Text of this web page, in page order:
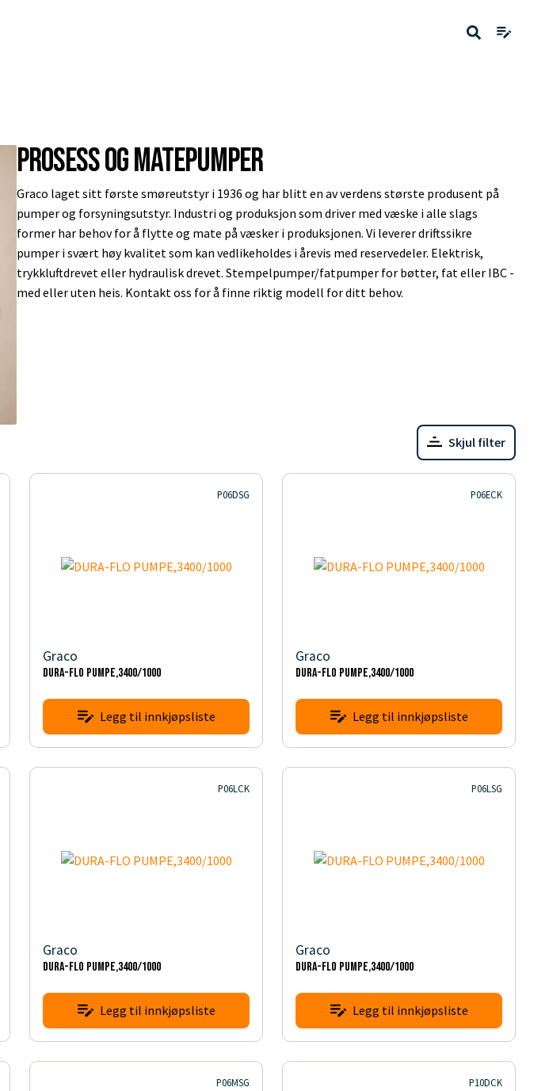
Prosess og matepumper
Graco laget sitt første smøreutstyr i 1936 og har blitt en av verdens største produsent på
pumper og forsyningsutstyr. Industri og produksjon som driver med væske i alle slags
former har behov for å flytte og mate på væsker i produksjonen. Vi leverer driftssikre
pumper i svært høy kvalitet som kan vedlikeholdes i årevis med reservedeler. Elektrisk,
trykkluftdrevet eller hydraulisk drevet. Stempelpumper/fatpumper for bøtter, fat eller IBC -
med eller uten heis. Kontakt oss for å finne riktig modell for ditt behov.
Skjul filter
P06DSG
Graco
DURA-FLO PUMPE,3400/1000
Legg til innkjøpsliste
P06ECK
Graco
DURA-FLO PUMPE,3400/1000
Legg til innkjøpsliste
P06LCK
Graco
DURA-FLO PUMPE,3400/1000
Legg til innkjøpsliste
P06LSG
Graco
DURA-FLO PUMPE,3400/1000
Legg til innkjøpsliste
P06MSG P10DCK